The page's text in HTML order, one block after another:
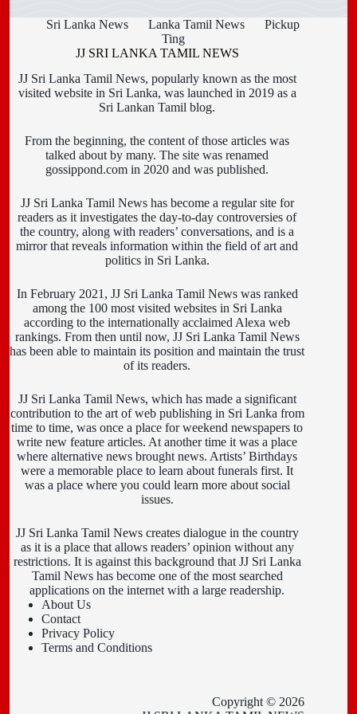
Sri Lanka News Lanka Tamil News
Pickup
Ting
JJ SRI LANKA TAMIL NEWS
JJ Sri Lanka Tamil News, popularly known as the most
visited website in Sri Lanka, was launched in 2019 as a
Sri Lankan Tamil blog.
From the beginning, the content of those articles was
talked about by many. The site was renamed
gossippond.com in 2020 and was published.
JJ Sri Lanka Tamil News has become a regular site for
readers as it investigates the day-to-day controversies of
the country, along with readers’ conversations, and is a
mirror that reveals information within the field of art and
politics in Sri Lanka.
In February 2021, JJ Sri Lanka Tamil News was ranked
among the 100 most visited websites in Sri Lanka
according to the internationally acclaimed Alexa web
rankings. From then until now, JJ Sri Lanka Tamil News
has been able to maintain its position and maintain the trust
of its readers.
JJ Sri Lanka Tamil News, which has made a significant
contribution to the art of web publishing in Sri Lanka from
time to time, was once a place for weekend newspapers to
write new feature articles. At another time it was a place
where alternative news brought news. Artists’ Birthdays
were a memorable place to learn about funerals first. It
was a place where you could learn more about social
issues.
JJ Sri Lanka Tamil News creates dialogue in the country
as it is a place that allows readers’ opinion without any
restrictions. It is against this background that JJ Sri Lanka
Tamil News has become one of the most searched
applications on the internet with a large readership.
About Us
Contact
Privacy Policy
Terms and Conditions
Copyright © 2026